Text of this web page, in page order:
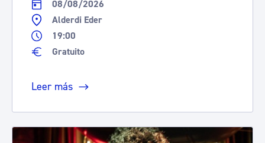
08/08/2026
Alderdi Eder
19:00
Gratuito
Leer más